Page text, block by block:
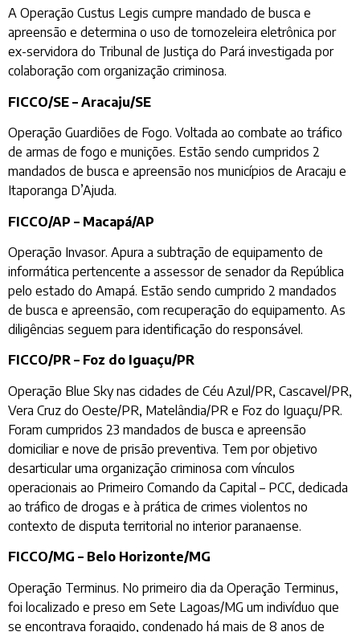
A Operação Custus Legis cumpre mandado de busca e
apreensão e determina o uso de tornozeleira eletrônica por
ex-servidora do Tribunal de Justiça do Pará investigada por
colaboração com organização criminosa.
FICCO/SE – Aracaju/SE
Operação Guardiões de Fogo. Voltada ao combate ao tráfico
de armas de fogo e munições. Estão sendo cumpridos 2
mandados de busca e apreensão nos municípios de Aracaju e
Itaporanga D’Ajuda.
FICCO/AP – Macapá/AP
Operação Invasor. Apura a subtração de equipamento de
informática pertencente a assessor de senador da República
pelo estado do Amapá. Estão sendo cumprido 2 mandados
de busca e apreensão, com recuperação do equipamento. As
diligências seguem para identificação do responsável.
FICCO/PR – Foz do Iguaçu/PR
Operação Blue Sky nas cidades de Céu Azul/PR, Cascavel/PR,
Vera Cruz do Oeste/PR, Matelândia/PR e Foz do Iguaçu/PR.
Foram cumpridos 23 mandados de busca e apreensão
domiciliar e nove de prisão preventiva. Tem por objetivo
desarticular uma organização criminosa com vínculos
operacionais ao Primeiro Comando da Capital – PCC, dedicada
ao tráfico de drogas e à prática de crimes violentos no
contexto de disputa territorial no interior paranaense.
FICCO/MG – Belo Horizonte/MG
Operação Terminus. No primeiro dia da Operação Terminus,
foi localizado e preso em Sete Lagoas/MG um indivíduo que
se encontrava foragido, condenado há mais de 8 anos de